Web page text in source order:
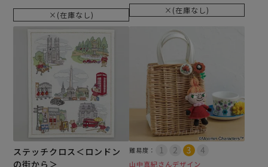
×(在庫なし) ×(在庫なし)
ステッチクロス＜ロンドン
の街から＞
難易度：
山中真紀さんデザイン